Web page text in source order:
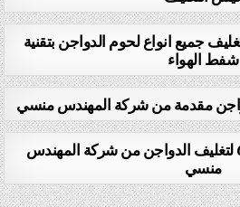
جميع انواع لحوم الدواجن بتقنية
شفط الهواء
مقدمة من شركة المهندس منسي
ماكينة فاكيوم موديل 601 لتغليف الدواجن من شركة المهندس
منسي